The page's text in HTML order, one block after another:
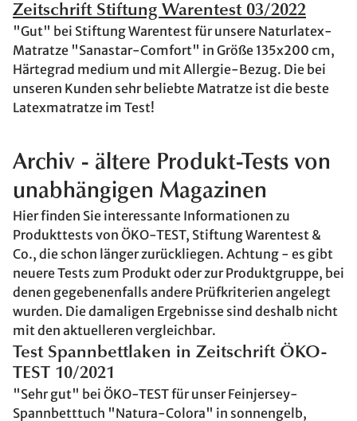
Zeitschrift Stiftung Warentest 03/2022
"Gut" bei Stiftung Warentest für unsere Naturlatex-
Matratze "Sanastar-Comfort" in Größe 135x200 cm,
Härtegrad medium und mit Allergie-Bezug. Die bei
unseren Kunden sehr beliebte Matratze ist die beste
Latexmatratze im Test!
Archiv - ältere Produkt-Tests von
unabhängigen Magazinen
Hier finden Sie interessante Informationen zu
Produkttests von ÖKO-TEST, Stiftung Warentest &
Co., die schon länger zurückliegen. Achtung - es gibt
neuere Tests zum Produkt oder zur Produktgruppe, bei
denen gegebenenfalls andere Prüfkriterien angelegt
wurden. Die damaligen Ergebnisse sind deshalb nicht
mit den aktuelleren vergleichbar.
Test Spannbettlaken in Zeitschrift ÖKO-
TEST 10/2021
"Sehr gut" bei ÖKO-TEST für unser Feinjersey-
Spannbetttuch "Natura-Colora" in sonnengelb,